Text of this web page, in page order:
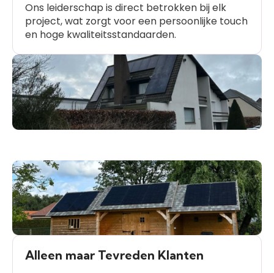
Ons leiderschap is direct betrokken bij elk
project, wat zorgt voor een persoonlijke touch
en hoge kwaliteitsstandaarden.
Alleen maar Tevreden Klanten